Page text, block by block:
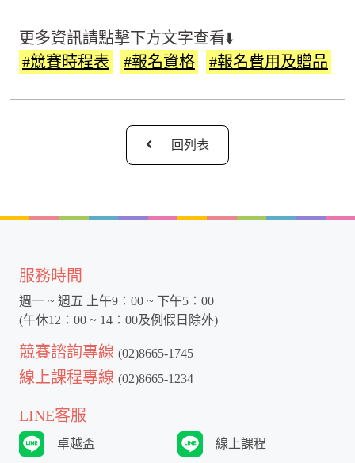
更多資訊請點擊下方文字查看⬇️
#競賽時程表
#報名資格 #報名費用及贈品
回列表
服務時間
週一 ~ 週五 上午9：00 ~ 下午5：00
(午休12：00 ~ 14：00及例假日除外)
競賽諮詢專線 (02)8665-1745
線上課程專線 (02)8665-1234
LINE客服
卓越盃 線上課程